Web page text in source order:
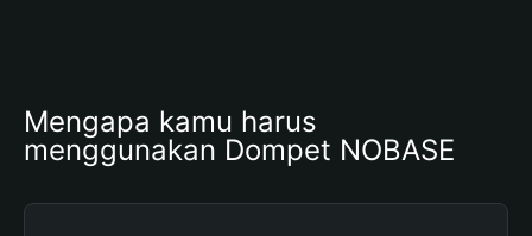
Mengapa kamu harus
menggunakan Dompet NOBASE